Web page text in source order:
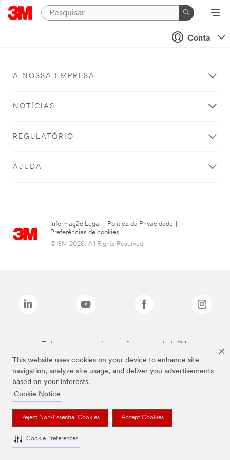
This website uses cookies on your device to enhance site
navigation, analyze site usage, and deliver you advertisements
based on your interests.
Cookie Notice
Reject Non-Essential Cookies Accept Cookies
Cookie Preferences
Conta
A NOSSA EMPRESA
NOTÍCIAS
REGULATÓRIO
AJUDA
Informação Legal Política da Privacidade
Preferências de cookies
© 3M 2026. All Rights Reserved.
Todas as marcas mencionadas são propriedade da 3M.